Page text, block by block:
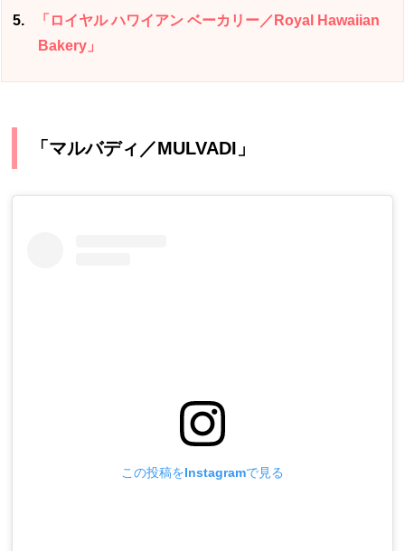
5
「ロイヤル ハワイアン ベーカリー／Royal Hawaiian
Bakery」
「マルバディ／MULVADI」
この投稿をInstagramで見る